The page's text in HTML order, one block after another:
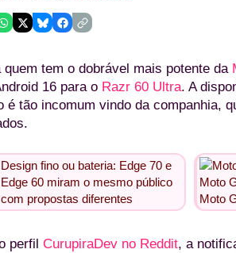
quem tem o dobrável mais potente da
16 para o Razr 60 Ultra. A
é tão incomum vindo da companhia,
Design fino ou bateria: Edge 70 e
Edge 60 miram o mesmo público
com propostas diferentes
perfil CurupiraDev no Reddit, a